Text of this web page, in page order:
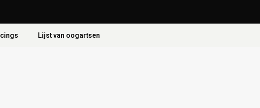
Lijst van oogartsen